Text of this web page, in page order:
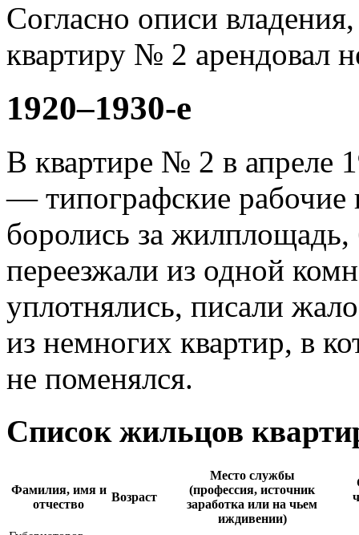
Согласно описи
квартиру № 2 арендовал
1920–1930-е
В квартире № 2 в апреле
― типографские
боролись за жилплощадь,
переезжали из одной
уплотнялись, писали
из немногих квартир, в
не поменялся.
Список жильцов
Фамилия, имя и
отчество
Возраст
Место службы
(профессия, источник
заработка или на чьем
иждивении)